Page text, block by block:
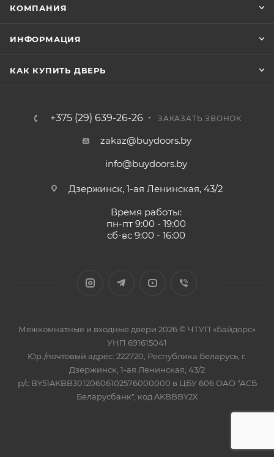
КОМПАНИЯ
ИНФОРМАЦИЯ
КАК КУПИТЬ ДВЕРЬ
+375 (29) 639-26-26 ЗАКАЗАТЬ ЗВОНОК
zakaz@buydoors.by
info@buydoors.by
Дзержинск, 1-ая Ленинская, 43/2
Время работы:
пн-пт 9:00 - 19:00
сб-вс 9:00 - 16:00
Межкомнатные и входные двери 2026 © ЧТУП «Байдорс»
УНП 691615041
Юр./почтовый адрес: 222720, Республика Беларусь, г.
Дзержинск, 1-ая Ленинская, 43/2
р/с BY51AKBB30120606102576000000 в ЦБУ 606 ОАО "АСБ
Беларусбанк", код AKBBBY2X